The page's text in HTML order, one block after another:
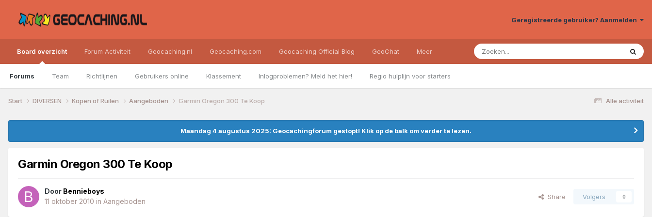
Geregistreerde gebruiker? Aanmelden
Board overzicht
Forums Team Richtlijnen Gebruikers online Klassement Inlogproblemen? Meld het hier! Regio hulplijn voor starters
Forum Activiteit Geocaching.nl Geocaching.com Geocaching Official Blog GeoChat Meer
Alle activiteit
Start DIVERSEN Kopen of Ruilen Aangeboden Garmin Oregon 300 Te Koop
Maandag 4 augustus 2025: Geocachingforum gestopt! Klik op de balk om verder te lezen.
Garmin Oregon 300 Te Koop
Door Bennieboys
11 oktober 2010 in Aangeboden
Share Volgers 0